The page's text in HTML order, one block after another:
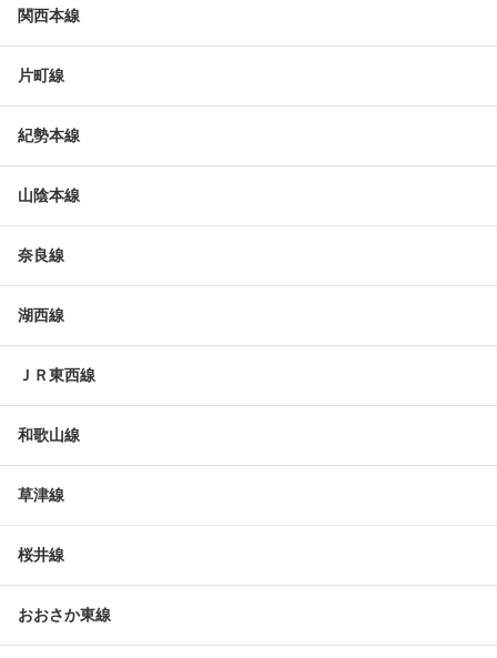
関西本線
片町線
紀勢本線
山陰本線
奈良線
湖西線
ＪＲ東西線
和歌山線
草津線
桜井線
おおさか東線